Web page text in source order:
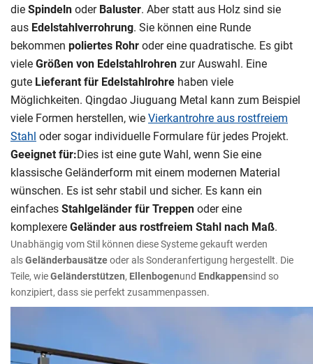
dieSpindelnoderBaluster. Aber statt aus Holz sind sie
aus Edelstahlverrohrung. Sie können eine Runde
bekommen poliertes Rohroder eine quadratische. Es gibt
vieleGrößen von Edelstahlrohrenzur Auswahl. Eine
gute Lieferant für Edelstahlrohre haben viele
Möglichkeiten. Qingdao Jiuguang Metal kann zum Beispiel
viele Formen herstellen, wieVierkantrohre aus rostfreiem
Stahl oder sogar individuelle Formulare für jedes Projekt.
Geeignet für:Dies ist eine gute Wahl, wenn Sie eine
klassische Geländerform mit einem modernen Material
wünschen. Es ist sehr stabil und sicher. Es kann ein
einfachesStahlgeländer für Treppenoder eine
komplexereGeländer aus rostfreiem Stahl nach Maß.
Unabhängig vom Stil können diese Systeme gekauft werden
alsGeländerbausätzeoder als Sonderanfertigung hergestellt. Die
Teile, wieGeländerstützen, Ellenbogenund Endkappensind so
konzipiert, dass sie perfekt zusammenpassen.